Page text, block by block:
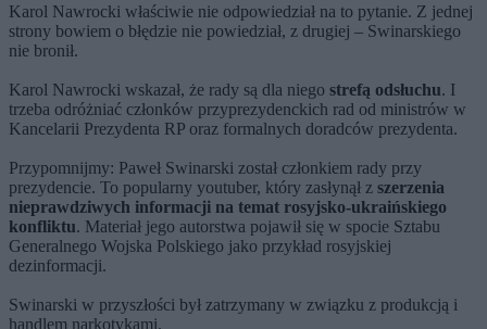
Karol Nawrocki właściwie nie odpowiedział na to pytanie. Z jednej
strony bowiem o błędzie nie powiedział, z drugiej – Swinarskiego
nie bronił.
Karol Nawrocki wskazał, że rady są dla niego strefą odsłuchu. I
trzeba odróżniać członków przyprezydenckich rad od ministrów w
Kancelarii Prezydenta RP oraz formalnych doradców prezydenta.
Przypomnijmy: Paweł Swinarski został członkiem rady przy
prezydencie. To popularny youtuber, który zasłynął z szerzenia
nieprawdziwych informacji na temat rosyjsko-ukraińskiego
konfliktu. Materiał jego autorstwa pojawił się w spocie Sztabu
Generalnego Wojska Polskiego jako przykład rosyjskiej
dezinformacji.
Swinarski w przyszłości był zatrzymany w związku z produkcją i
handlem narkotykami.